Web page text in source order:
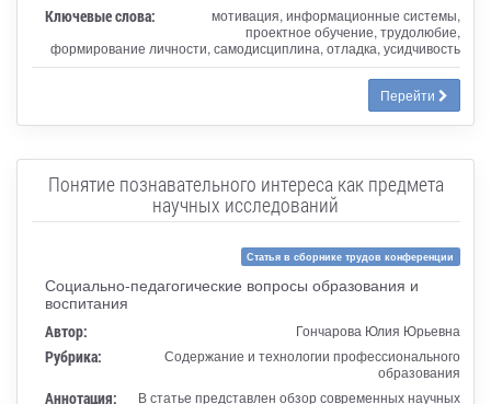
Ключевые слова:
мотивация, информационные системы,
проектное обучение, трудолюбие,
формирование личности, самодисциплина, отладка, усидчивость
Перейти
Понятие познавательного интереса как предмета
научных исследований
Статья в сборнике трудов конференции
Социально-педагогические вопросы образования и
воспитания
Автор: Гончарова Юлия Юрьевна
Рубрика:
Содержание и технологии профессионального
образования
Аннотация:
В статье представлен обзор современных научных